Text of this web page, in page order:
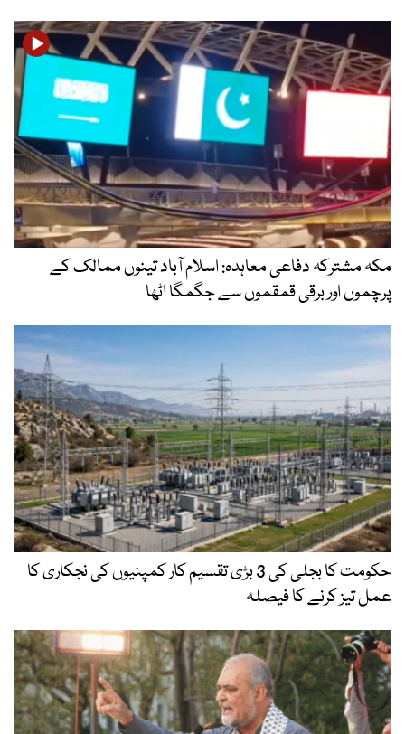
مکہ مشترکہ دفاعی معاہدہ: اسلام آباد تینوں ممالک کے
پرچموں اور برقی قمقموں سے جگمگا اٹھا
حکومت کا بجلی کی 3 بڑی تقسیم کار کمپنیوں کی نجکاری کا
عمل تیز کرنے کا فیصلہ